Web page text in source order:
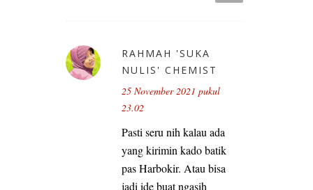
RAHMAH 'SUKA
NULIS' CHEMIST
25 November 2021 pukul
23.02
Pasti seru nih kalau ada
yang kirimin kado batik
pas Harbokir. Atau bisa
jadi ide buat ngasih